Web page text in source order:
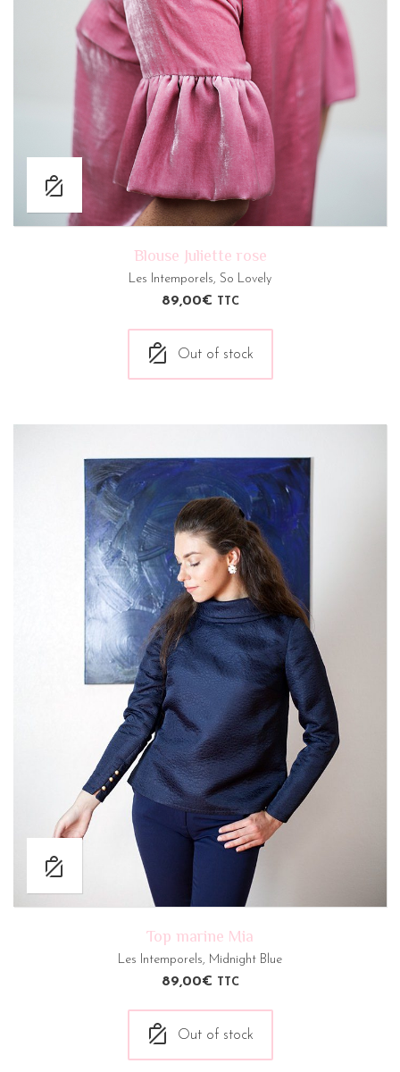
Blouse Juliette rose
Les Intemporels, So Lovely
89,00€ TTC
Out of stock
Top marine Mia
Les Intemporels, Midnight Blue
89,00€ TTC
Out of stock